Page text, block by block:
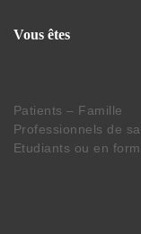
Vous êtes
Patients – Famille
Professionnels de
Etudiants ou en